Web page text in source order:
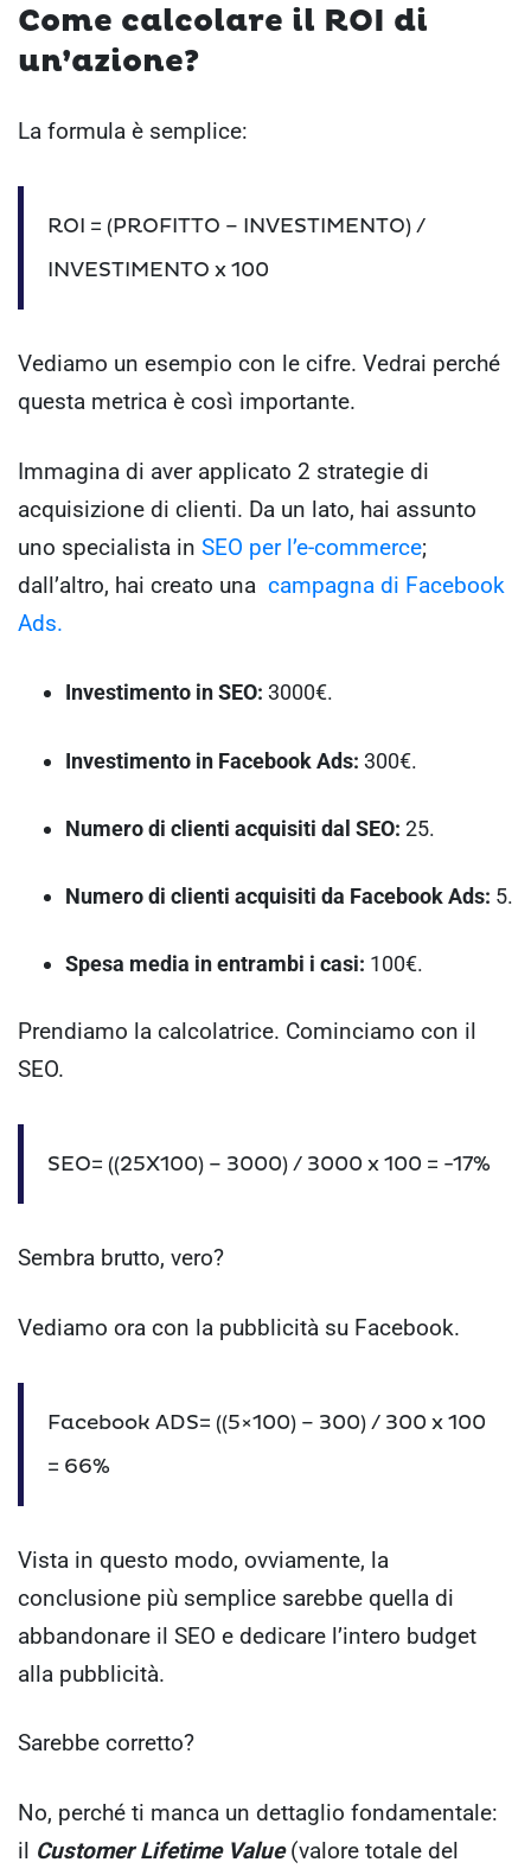
Come calcolare il ROI di
un’azione?
La formula è semplice:
ROI = (PROFITTO – INVESTIMENTO) /
INVESTIMENTO x 100
Vediamo un esempio con le cifre. Vedrai perché
questa metrica è così importante.
Immagina di aver applicato 2 strategie di
acquisizione di clienti. Da un lato, hai assunto
uno specialista in SEO per l’e-commerce;
dall’altro, hai creato una campagna di Facebook
Ads.
Investimento in SEO: 3000€.
Investimento in Facebook Ads: 300€.
Numero di clienti acquisiti dal SEO: 25.
Numero di clienti acquisiti da Facebook Ads: 5.
Spesa media in entrambi i casi: 100€.
Prendiamo la calcolatrice. Cominciamo con il
SEO.
SEO= ((25X100) – 3000) / 3000 x 100 = -17%
Sembra brutto, vero?
Vediamo ora con la pubblicità su Facebook.
Facebook ADS= ((5×100) – 300) / 300 x 100
= 66%
Vista in questo modo, ovviamente, la
conclusione più semplice sarebbe quella di
abbandonare il SEO e dedicare l’intero budget
alla pubblicità.
Sarebbe corretto?
No, perché ti manca un dettaglio fondamentale:
il Customer Lifetime Value(valore totale del